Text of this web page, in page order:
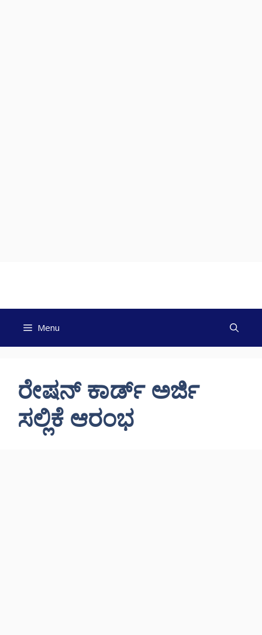
Menu
ರೇಷನ್ ಕಾರ್ಡ್ ಅರ್ಜಿ
ಸಲ್ಲಿಕೆ ಆರಂಭ